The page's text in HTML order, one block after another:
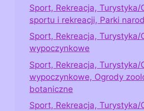
Sport, Rekreacja, Turystyka/
sportu i rekreacji, Parki
Sport, Rekreacja, Turystyka/
wypoczynkowe
Sport, Rekreacja, Turystyka/
wypoczynkowe, Ogrody
botaniczne
Sport, Rekreacja, Turystyka/